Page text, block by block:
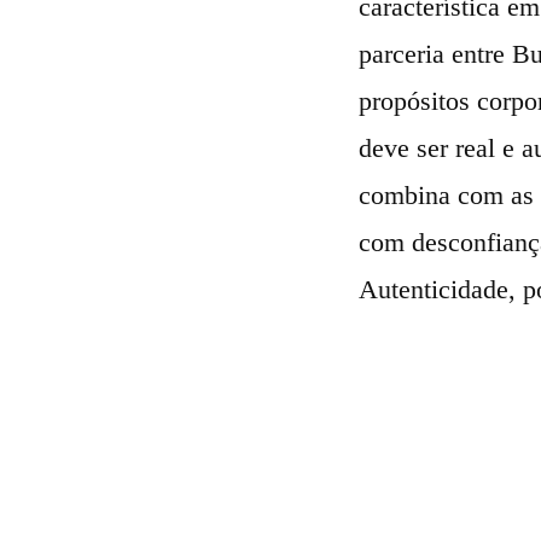
característica
parceria entre
propósitos
deve ser real e
combina com as
com
Autenticidade,